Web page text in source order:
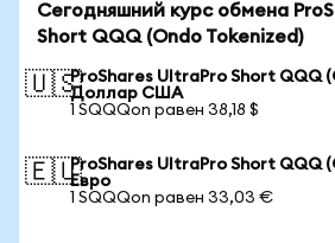
Сегодняшний курс обмена
Short QQQ (Ondo Tokenized)
🇺🇸ProShares UltraPro Short QQQ
Доллар США
1 SQQQon равен 38,18 $
🇪🇺ProShares UltraPro Short QQQ
Евро
1 SQQQon равен 33,03 €